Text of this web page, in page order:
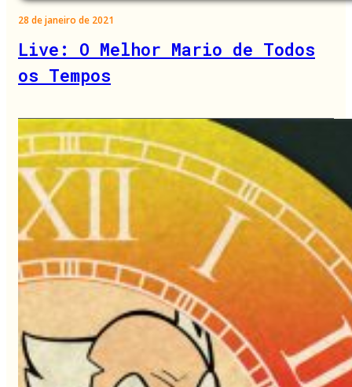
28 de janeiro de 2021
Live: O Melhor Mario de Todos
os Tempos